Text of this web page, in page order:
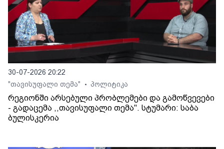
30-07-2026 20:22
"თავისუფალი თემა"
• პოლიტიკა
რეგიონში არსებული პრობლემები და გამოწვევები
- გადაცემა ,,თავისუფალი თემა". სტუმარი: საბა
ბულისკერია